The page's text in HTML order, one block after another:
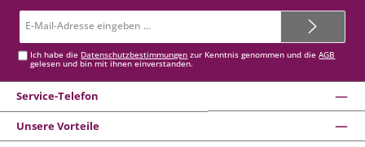
Mail-
Ich habe die Datenschutzbestimmungen zur Kenntnis genommen und dieAGB
gelesen und bin mit ihnen einverstanden.
Service-Telefon
Unsere Vorteile